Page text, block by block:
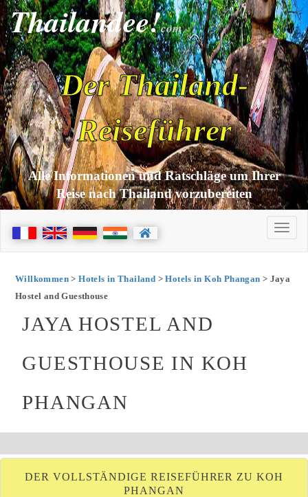
Thailandee!com
Der Thailand-
Reiseführer
Alle Informationen und Ratschläge um Ihrer
Reise nach Thailand vorzubereiten
Willkommen>Hotels in Thailand >Hotels in Koh Phangan > Jaya
Hostel and Guesthouse
JAYA HOSTEL AND
GUESTHOUSE IN KOH
PHANGAN
DER VOLLSTÄNDIGE REISEFÜHRER ZU KOH
PHANGAN